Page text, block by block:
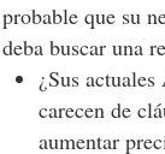
probable que su
deba buscar una
¿Sus
carecen de
aumentar